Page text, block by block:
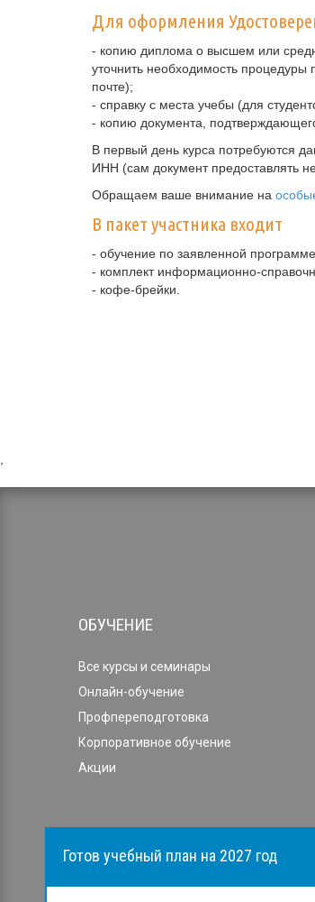
Готов учебный план на 2027 год
Для оформления
- копию диплома о высшем или
уточнить необходимость
почте);
- справку с места учебы (для
- копию документа,
В первый день курса потребуются
ИНН (сам документ предоставлять не
Обращаем ваше внимание на
В пакет участника входит
- обучение по заявленной
- комплект информационно-
- кофе-брейки.
ОБУЧЕНИЕ
Все курсы и семинары
Онлайн-обучение
Профпереподготовка
Корпоративное обучение
Акции